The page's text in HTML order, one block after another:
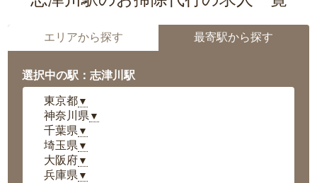
エリアから探す 最寄駅から探す
選択中の駅：志津川駅
東京都▼
神奈川県 ▼
千葉県 ▼
埼玉県 ▼
大阪府▼
兵庫県 ▼